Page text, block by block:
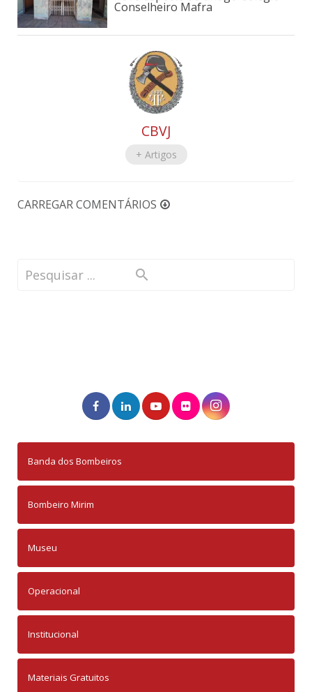
Conselheiro Mafra
CBVJ
+ Artigos
CARREGAR COMENTÁRIOS
Banda dos Bombeiros
Bombeiro Mirim
Museu
Operacional
Institucional
Materiais Gratuitos